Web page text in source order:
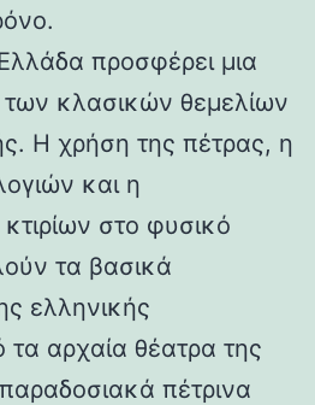
προσφέρει μια
κλασικών θεμελίων
Η χρήση της πέτρας, η
και η
στο φυσικό
τα βασικά
ελληνικής
αρχαία θέατρα της
πέτρινα